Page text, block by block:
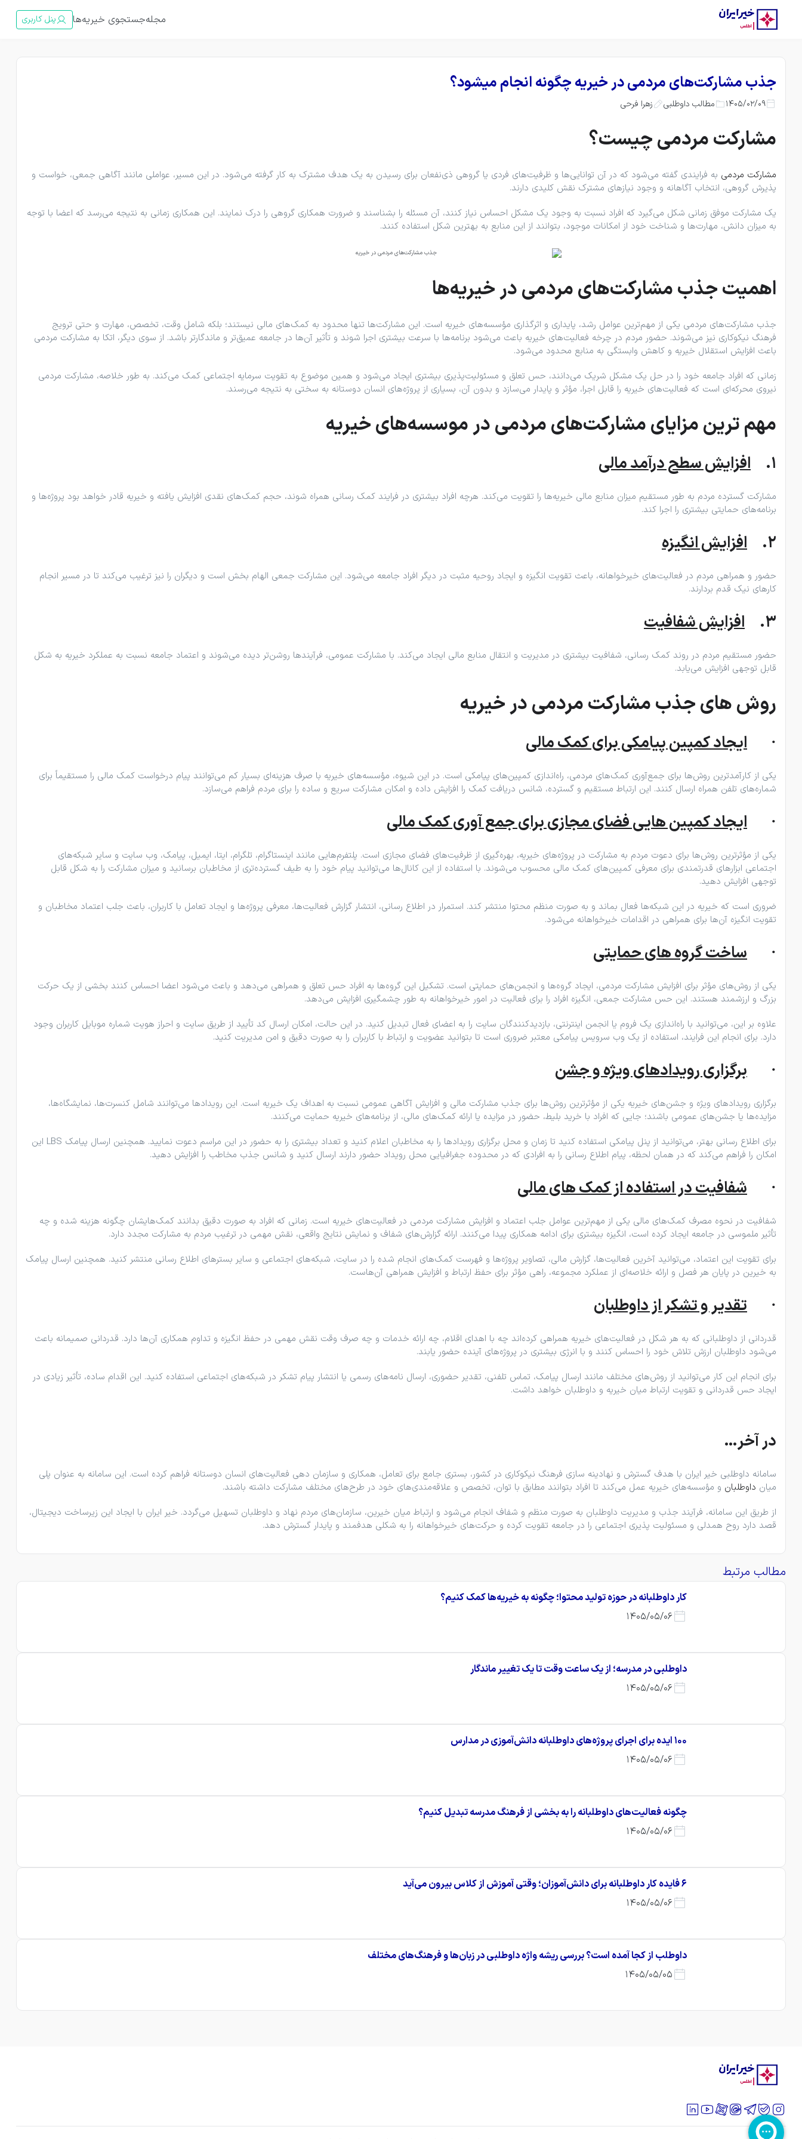
مجلهجستجوی خیریه‌ها پنل کاربری
جذب مشارکت‌های مردمی در خیریه چگونه انجام میشود؟
1405/02/09 مطالب داوطلبی زهرا فرحی
مشارکت مردمی چیست؟
مشارکت مردمی به فرایندی گفته می‌شود که در آن توانایی‌ها و ظرفیت‌های فردی یا گروهی ذی‌نفعان برای رسیدن به یک هدف مشترک به کار گرفته می‌شود. در این مسیر، عواملی مانند آگاهی جمعی، خواست و
پذیرش گروهی، انتخاب آگاهانه و وجود نیازهای مشترک نقش کلیدی دارند.
یک مشارکت موفق زمانی شکل می‌گیرد که افراد نسبت به وجود یک مشکل احساس نیاز کنند، آن مسئله را بشناسند و ضرورت همکاری گروهی را درک نمایند. این همکاری زمانی به نتیجه می‌رسد که اعضا با توجه
به میزان دانش، مهارت‌ها و شناخت خود از امکانات موجود، بتوانند از این منابع به بهترین شکل استفاده کنند.
اهمیت جذب مشارکت‌های مردمی در خیریه‌ها
جذب مشارکت‌های مردمی یکی از مهم‌ترین عوامل رشد، پایداری و اثرگذاری مؤسسه‌های خیریه است. این مشارکت‌ها تنها محدود به کمک‌های مالی نیستند؛ بلکه شامل وقت، تخصص، مهارت و حتی ترویج
فرهنگ نیکوکاری نیز می‌شوند. حضور مردم در چرخه فعالیت‌های خیریه باعث می‌شود برنامه‌ها با سرعت بیشتری اجرا شوند و تأثیر آن‌ها در جامعه عمیق‌تر و ماندگارتر باشد. از سوی دیگر، اتکا به مشارکت مردمی
باعث افزایش استقلال خیریه و کاهش وابستگی به منابع محدود می‌شود.
زمانی که افراد جامعه خود را در حل یک مشکل شریک می‌دانند، حس تعلق و مسئولیت‌پذیری بیشتری ایجاد می‌شود و همین موضوع به تقویت سرمایه اجتماعی کمک می‌کند. به طور خلاصه، مشارکت مردمی
نیروی محرکه‌ای است که فعالیت‌های خیریه را قابل اجرا، مؤثر و پایدار می‌سازد و بدون آن، بسیاری از پروژه‌های انسان ‌دوستانه به سختی به نتیجه می‌رسند.
مهم‌ ترین مزایای مشارکت‌های مردمی در موسسه‌های خیریه
1. افزایش سطح درآمد مالی
مشارکت گسترده مردم به طور مستقیم میزان منابع مالی خیریه‌ها را تقویت می‌کند. هرچه افراد بیشتری در فرایند کمک ‌رسانی همراه شوند، حجم کمک‌های نقدی افزایش یافته و خیریه قادر خواهد بود پروژه‌ها و
برنامه‌های حمایتی بیشتری را اجرا کند.
2. افزایش انگیزه
حضور و همراهی مردم در فعالیت‌های خیرخواهانه، باعث تقویت انگیزه و ایجاد روحیه مثبت در دیگر افراد جامعه می‌شود. این مشارکت جمعی الهام ‌بخش است و دیگران را نیز ترغیب می‌کند تا در مسیر انجام
کارهای نیک قدم بردارند.
3. افزایش شفافیت
حضور مستقیم مردم در روند کمک ‌رسانی، شفافیت بیشتری در مدیریت و انتقال منابع مالی ایجاد می‌کند. با مشارکت عمومی، فرآیندها روشن‌تر دیده می‌شوند و اعتماد جامعه نسبت به عملکرد خیریه به شکل
قابل ‌توجهی افزایش می‌یابد.
روش های جذب مشارکت مردمی در خیریه
· ایجاد کمپین پیامکی برای کمک مالی
یکی از کارآمدترین روش‌ها برای جمع‌آوری کمک‌های مردمی، راه‌اندازی کمپین‌های پیامکی است. در این شیوه، مؤسسه‌های خیریه با صرف هزینه‌ای بسیار کم می‌توانند پیام درخواست کمک مالی را مستقیماً برای
شماره‌های تلفن همراه ارسال کنند. این ارتباط مستقیم و گسترده، شانس دریافت کمک را افزایش داده و امکان مشارکت سریع و ساده را برای مردم فراهم می‌سازد.
· ایجاد کمپین هایی فضای مجازی برای جمع آوری کمک مالی
یکی از مؤثرترین روش‌ها برای دعوت مردم به مشارکت در پروژه‌های خیریه، بهره‌گیری از ظرفیت‌های فضای مجازی است. پلتفرم‌هایی مانند اینستاگرام، تلگرام، ایتا، ایمیل، پیامک، وب ‌سایت و سایر شبکه‌های
اجتماعی ابزارهای قدرتمندی برای معرفی کمپین‌های کمک مالی محسوب می‌شوند. با استفاده از این کانال‌ها می‌توانید پیام خود را به طیف گسترده‌تری از مخاطبان برسانید و میزان مشارکت را به شکل قابل‌
توجهی افزایش دهید.
ضروری است که خیریه در این شبکه‌ها فعال بماند و به صورت منظم محتوا منتشر کند. استمرار در اطلاع ‌رسانی، انتشار گزارش فعالیت‌ها، معرفی پروژه‌ها و ایجاد تعامل با کاربران، باعث جلب اعتماد مخاطبان و
تقویت انگیزه آن‌ها برای همراهی در اقدامات خیرخواهانه می‌شود.
· ساخت گروه های حمایتی
یکی از روش‌های مؤثر برای افزایش مشارکت مردمی، ایجاد گروه‌ها و انجمن‌های حمایتی است. تشکیل این گروه‌ها به افراد حس تعلق و همراهی می‌دهد و باعث می‌شود اعضا احساس کنند بخشی از یک حرکت
بزرگ و ارزشمند هستند. این حس مشارکت جمعی، انگیزه افراد را برای فعالیت در امور خیرخواهانه به‌ طور چشمگیری افزایش می‌دهد.
علاوه بر این، می‌توانید با راه‌اندازی یک فروم یا انجمن اینترنتی، بازدیدکنندگان سایت را به اعضای فعال تبدیل کنید. در این حالت، امکان ارسال کد تأیید از طریق سایت و احراز هویت شماره موبایل کاربران وجود
دارد. برای انجام این فرایند، استفاده از یک وب ‌سرویس پیامکی معتبر ضروری است تا بتوانید عضویت و ارتباط با کاربران را به ‌صورت دقیق و امن مدیریت کنید.
· برگزاری رویدادهای ویژه و جشن
برگزاری رویدادهای ویژه و جشن‌های خیریه یکی از مؤثرترین روش‌ها برای جذب مشارکت مالی و افزایش آگاهی عمومی نسبت به اهداف یک خیریه است. این رویدادها می‌توانند شامل کنسرت‌ها، نمایشگاه‌ها،
مزایده‌ها یا جشن‌های عمومی باشند؛ جایی که افراد با خرید بلیط، حضور در مزایده یا ارائه کمک‌های مالی، از برنامه‌های خیریه حمایت می‌کنند.
برای اطلاع ‌رسانی بهتر، می‌توانید از پنل پیامکی استفاده کنید تا زمان و محل برگزاری رویدادها را به مخاطبان اعلام کنید و تعداد بیشتری را به حضور در این مراسم دعوت نمایید. همچنین ارسال پیامک LBS این
امکان را فراهم می‌کند که در همان لحظه، پیام اطلاع‌ رسانی را به افرادی که در محدوده جغرافیایی محل رویداد حضور دارند ارسال کنید و شانس جذب مخاطب را افزایش دهید.
· شفافیت در استفاده از کمک های مالی
شفافیت در نحوه مصرف کمک‌های مالی یکی از مهم‌ترین عوامل جلب اعتماد و افزایش مشارکت مردمی در فعالیت‌های خیریه است. زمانی که افراد به‌ صورت دقیق بدانند کمک‌هایشان چگونه هزینه شده و چه
تأثیر ملموسی در جامعه ایجاد کرده است، انگیزه بیشتری برای ادامه همکاری پیدا می‌کنند. ارائه گزارش‌های شفاف و نمایش نتایج واقعی، نقش مهمی در ترغیب مردم به مشارکت مجدد دارد.
برای تقویت این اعتماد، می‌توانید آخرین فعالیت‌ها، گزارش مالی، تصاویر پروژه‌ها و فهرست کمک‌های انجام‌ شده را در سایت، شبکه‌های اجتماعی و سایر بسترهای اطلاع ‌رسانی منتشر کنید. همچنین ارسال پیامک
به خیرین در پایان هر فصل و ارائه خلاصه‌ای از عملکرد مجموعه، راهی مؤثر برای حفظ ارتباط و افزایش همراهی آن‌هاست.
· تقدیر و تشکر از داوطلبان
قدردانی از داوطلبانی که به هر شکل در فعالیت‌های خیریه همراهی کرده‌اند چه با اهدای اقلام، چه ارائه خدمات و چه صرف وقت نقش مهمی در حفظ انگیزه و تداوم همکاری آن‌ها دارد. قدردانی صمیمانه باعث
می‌شود داوطلبان ارزش تلاش خود را احساس کنند و با انرژی بیشتری در پروژه‌های آینده حضور یابند.
برای انجام این کار می‌توانید از روش‌های مختلف مانند ارسال پیامک، تماس تلفنی، تقدیر حضوری، ارسال نامه‌های رسمی یا انتشار پیام تشکر در شبکه‌های اجتماعی استفاده کنید. این اقدام ساده، تأثیر زیادی در
ایجاد حس قدردانی و تقویت ارتباط میان خیریه و داوطلبان خواهد داشت.
در آخر…
سامانه داوطلبی خیر ایران با هدف گسترش و نهادینه‌ سازی فرهنگ نیکوکاری در کشور، بستری جامع برای تعامل، همکاری و سازمان ‌دهی فعالیت‌های انسان ‌دوستانه فراهم کرده است. این سامانه به عنوان پلی
میان داوطلبان و مؤسسه‌های خیریه عمل می‌کند تا افراد بتوانند مطابق با توان، تخصص و علاقه‌مندی‌های خود در طرح‌های مختلف مشارکت داشته باشند.
از طریق این سامانه، فرآیند جذب و مدیریت داوطلبان به ‌صورت منظم و شفاف انجام می‌شود و ارتباط میان خیرین، سازمان‌های مردم‌ نهاد و داوطلبان تسهیل می‌گردد. خیر ایران با ایجاد این زیرساخت دیجیتال،
قصد دارد روح همدلی و مسئولیت ‌پذیری اجتماعی را در جامعه تقویت کرده و حرکت‌های خیرخواهانه را به شکلی هدفمند و پایدار گسترش دهد.
مطالب مرتبط
کار داوطلبانه در حوزه تولید محتوا؛ چگونه به خیریه‌ها کمک کنیم؟
1405/05/06
داوطلبی در مدرسه؛ از یک ساعت وقت تا یک تغییر ماندگار
1405/05/06
۱۰۰ ایده برای اجرای پروژه‌های داوطلبانه دانش‌آموزی در مدارس
1405/05/06
چگونه فعالیت‌های داوطلبانه را به بخشی از فرهنگ مدرسه تبدیل کنیم؟
1405/05/06
۶ فایده کار داوطلبانه برای دانش‌آموزان؛ وقتی آموزش از کلاس بیرون می‌آید
1405/05/06
داوطلب از کجا آمده است؟ بررسی ریشه واژه داوطلبی در زبان‌ها و فرهنگ‌های مختلف
1405/05/05